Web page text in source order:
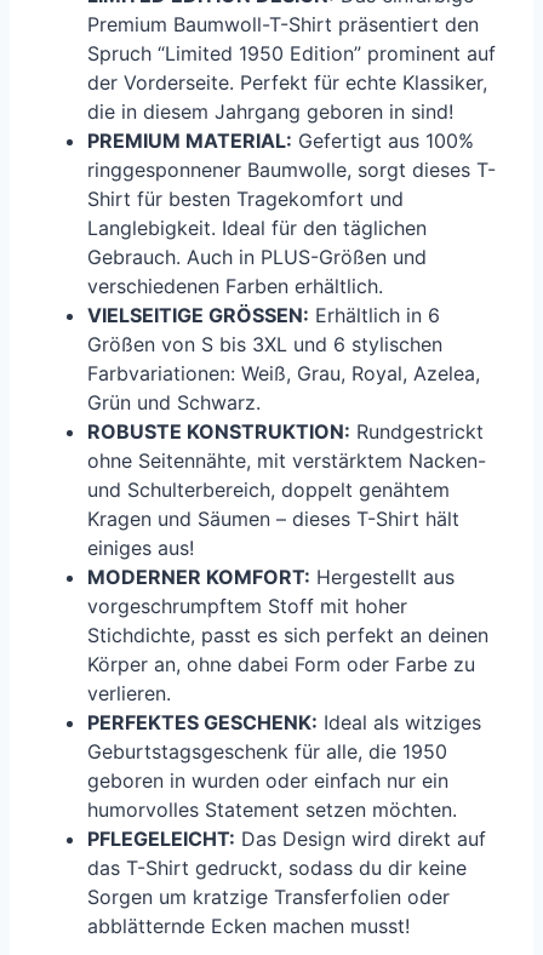
Premium Baumwoll-T-Shirt präsentiert den
Spruch “Limited 1950 Edition” prominent auf
der Vorderseite. Perfekt für echte Klassiker,
die in diesem Jahrgang geboren in sind!
PREMIUM MATERIAL: Gefertigt aus 100%
ringgesponnener Baumwolle, sorgt dieses T-
Shirt für besten Tragekomfort und
Langlebigkeit. Ideal für den täglichen
Gebrauch. Auch in PLUS-Größen und
verschiedenen Farben erhältlich.
VIELSEITIGE GRÖSSEN: Erhältlich in 6
Größen von S bis 3XL und 6 stylischen
Farbvariationen: Weiß, Grau, Royal, Azelea,
Grün und Schwarz.
ROBUSTE KONSTRUKTION: Rundgestrickt
ohne Seitennähte, mit verstärktem Nacken-
und Schulterbereich, doppelt genähtem
Kragen und Säumen – dieses T-Shirt hält
einiges aus!
MODERNER KOMFORT: Hergestellt aus
vorgeschrumpftem Stoff mit hoher
Stichdichte, passt es sich perfekt an deinen
Körper an, ohne dabei Form oder Farbe zu
verlieren.
PERFEKTES GESCHENK: Ideal als witziges
Geburtstagsgeschenk für alle, die 1950
geboren in wurden oder einfach nur ein
humorvolles Statement setzen möchten.
PFLEGELEICHT: Das Design wird direkt auf
das T-Shirt gedruckt, sodass du dir keine
Sorgen um kratzige Transferfolien oder
abblätternde Ecken machen musst!